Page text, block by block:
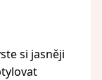
si jasněji